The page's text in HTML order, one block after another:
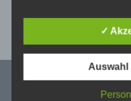
HARALD SEEBERGER
Fickert + Winterling
diesem Grund steht es
frei, personenbezogene
uns zu übermitteln.
✓
Auswahl